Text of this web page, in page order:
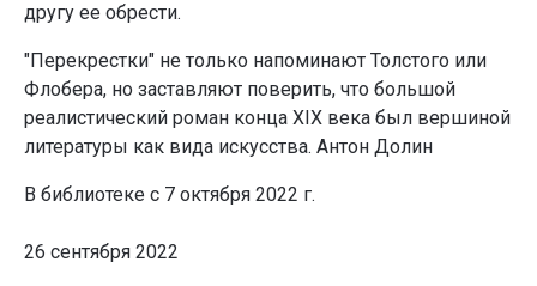
другу ее обрести.
"Перекрестки" не только напоминают Толстого или
Флобера, но заставляют поверить, что большой
реалистический роман конца XIX века был вершиной
литературы как вида искусства. Антон Долин
В библиотеке с 7 октября 2022 г.
26 сентября 2022